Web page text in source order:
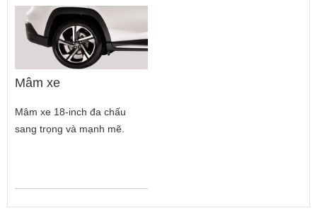
Mâm xe
Mâm xe 18-inch đa chấu
sang trọng và mạnh mẽ.